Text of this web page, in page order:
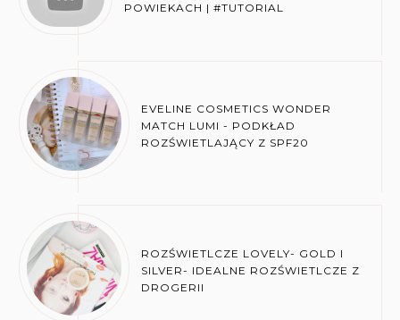
POWIEKACH | #TUTORIAL
EVELINE COSMETICS WONDER
MATCH LUMI - PODKŁAD
ROZŚWIETLAJĄCY Z SPF20
ROZŚWIETLCZE LOVELY- GOLD I
SILVER- IDEALNE ROZŚWIETLCZE Z
DROGERII